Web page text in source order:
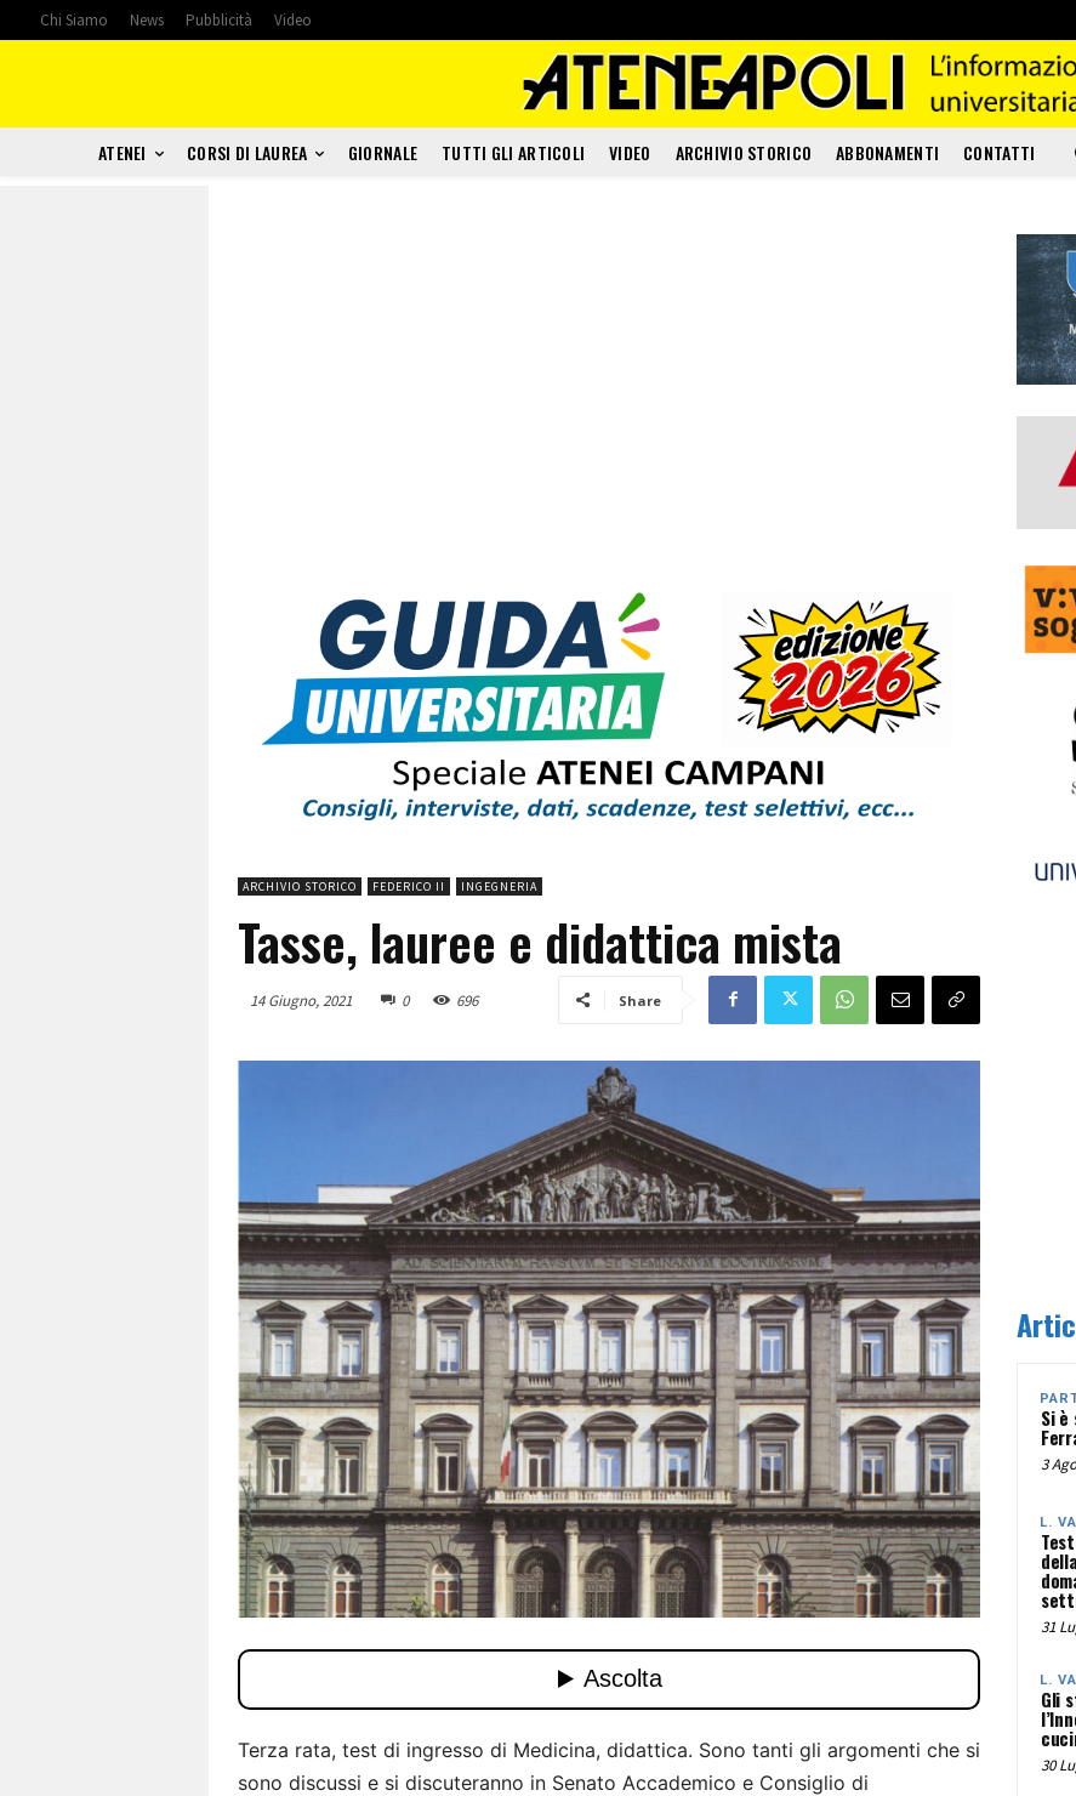
Chi Siamo News Pubblicità Video
ATENEI CORSI DI LAUREA GIORNALE TUTTI GLI ARTICOLI VIDEO ARCHIVIO STORICO ABBONAMENTI CONTATTI
ARCHIVIO STORICO FEDERICO II INGEGNERIA
Tasse, lauree e didattica mista
14 Giugno, 2021 0 696 Share
Terza rata, test di ingresso di Medicina, didattica. Sono tanti gli argomenti che si
sono discussi e si discuteranno in Senato Accademico e Consiglio di
Si
3
L.
31
L.
Gli
30